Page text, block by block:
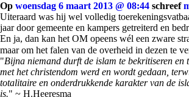
Op woensdag 6 maart 2013 @ 08:44 schreef
Uiteraard was hij wel volledig
jaar door gemeente en kampers getreiterd en
En ja, dan kan het OM opeens wél een zware
maar om het falen van de overheid in dezen te
"Bijna niemand durft de islam te bekritiseren en
met het christendom werd en wordt gedaan,
totalitaire en onderdrukkende karakter van de
is." ~ H.Heeresma